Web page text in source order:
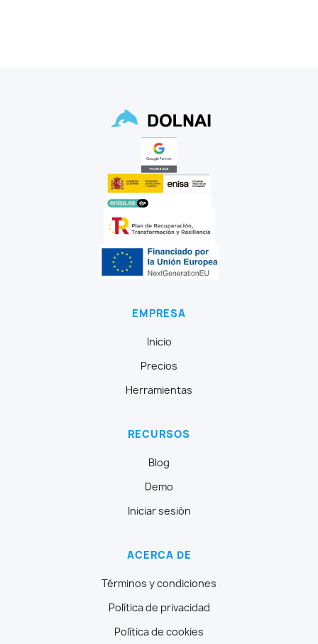
EMPRESA
Inicio
Precios
Herramientas
RECURSOS
Blog
Demo
Iniciar sesión
ACERCA DE
Términos y condiciones
Política de privacidad
Política de cookies